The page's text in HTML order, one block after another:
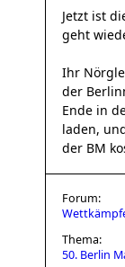
Jetzt ist
geht
Ihr
der
Ende in
laden,
der BM
Forum:
Thema:
50. Berlin